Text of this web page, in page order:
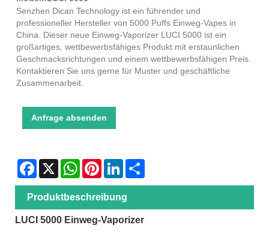
Senzhen Dican Technology ist ein führender und
professioneller Hersteller von 5000 Puffs Einweg-Vapes in
China. Dieser neue Einweg-Vaporizer LUCI 5000 ist ein
großartiges, wettbewerbsfähiges Produkt mit erstaunlichen
Geschmacksrichtungen und einem wettbewerbsfähigen Preis.
Kontaktieren Sie uns gerne für Muster und geschäftliche
Zusammenarbeit.
Anfrage absenden
Facebook
X WhatsAppPinterestLinkedIn
Produktbeschreibung
LUCI 5000 Einweg-Vaporizer